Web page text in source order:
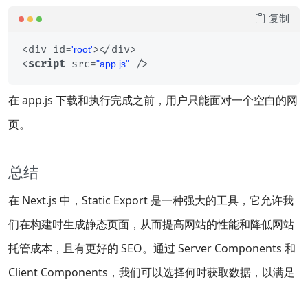
<div id='root'
<script src="app.js" />
复制
在 app.js 下载和执行完成之前，用户只能面对一个空白的网
页。
总结
在 Next.js 中，Static Export 是一种强大的工具，它允许我
们在构建时生成静态页面，从而提高网站的性能和降低网站
托管成本，且有更好的 SEO。通过 Server Components 和
Client Components，我们可以选择何时获取数据，以满足